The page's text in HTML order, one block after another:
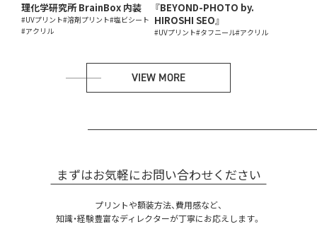
理化学研究所 BrainBox 内装
#UVプリント#溶剤プリント#塩ビシート
#アクリル
『BEYOND-PHOTO by.
HIROSHI SEO』
#UVプリント#タフニール#アクリル
VIEW MORE
まずはお気軽にお問い合わせください
プリントや額装方法、費用感など、
知識・経験豊富なディレクターが丁寧にお応えします。